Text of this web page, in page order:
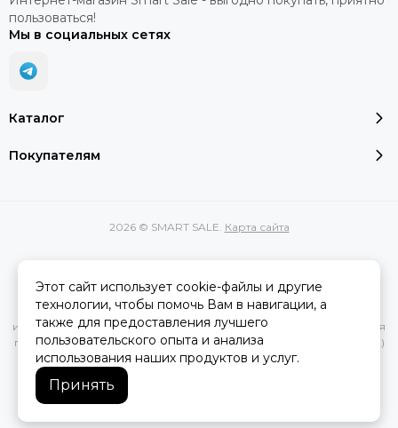
Каталог
Покупателям
пользоваться!
Мы в социальных сетях
2026 © SMART SALE. Карта сайта
Вся представленная на сайте информация, касающаяся
характеристик, стоимости товаров и услуг, носит
информационный характер и ни при каких условиях не является
публичной офертой, определяемой положениями Статьи 437(2)
Гражданского кодекса РФ.
Этот сайт использует cookie-файлы и другие
технологии, чтобы помочь Вам в навигации, а
также для предоставления лучшего
пользовательского опыта и анализа
использования наших продуктов и услуг.
Принять